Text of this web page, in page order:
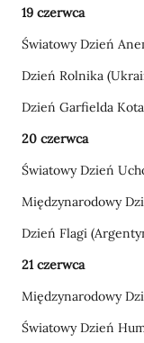
19 czerwca
Światowy Dzień
Dzień Rolnika
Dzień Garfielda
20 czerwca
Światowy Dzień
Międzynarodowy
Dzień Flagi
21 czerwca
Międzynarodowy
Światowy Dzień